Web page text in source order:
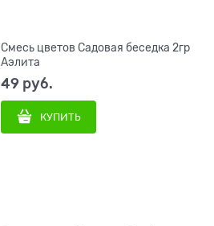
Смесь цветов Садовая беседка 2гр
Аэлита
49 руб.
КУПИТЬ